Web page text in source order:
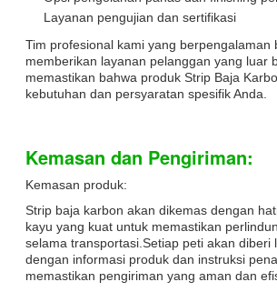
Layanan pengujian dan sertifikasi
Tim profesional kami yang berpengalaman
memberikan layanan pelanggan yang luar
memastikan bahwa produk Strip Baja
kebutuhan dan persyaratan spesifik Anda.
Kemasan dan Pengiriman:
Kemasan produk:
Strip baja karbon akan dikemas dengan
kayu yang kuat untuk memastikan
selama transportasi.Setiap peti akan diberi
dengan informasi produk dan instruksi
memastikan pengiriman yang aman dan